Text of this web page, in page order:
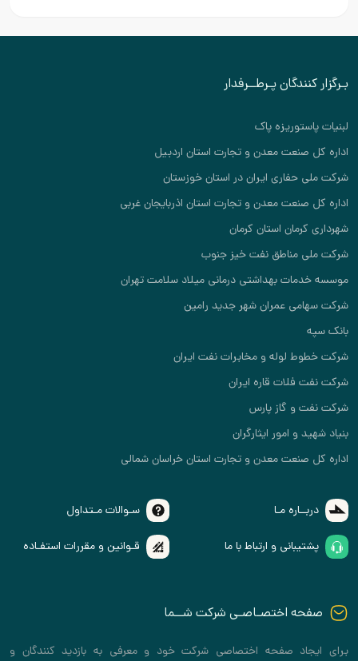
بـرگزار کنندگان پـرطــرفدار
لبنیات پاستوریزه پاک
اداره کل صنعت معدن و تجارت استان اردبیل
شرکت ملی حفاری ایران در استان خوزستان
اداره کل صنعت معدن و تجارت استان اذربایجان غربی
شهرداری کرمان استان کرمان
شرکت ملی مناطق نفت خیز جنوب
موسسه خدمات بهداشتی درمانی میلاد سلامت تهران
شرکت سهامی عمران شهر جدید رامین
بانک سپه
شرکت خطوط لوله و مخابرات نفت ایران
شرکت نفت فلات قاره ایران
شرکت نفت و گاز پارس
بنیاد شهید و امور ایثارگران
اداره کل صنعت معدن و تجارت استان خراسان شمالی
دربــاره مـا سـوالات مـتداول
پشتیبانی و ارتباط با ما قـوانین و مقررات استفـاده
صفحه اختصـاصـی شرکت شــما
برای ایجاد صفحه اختصاصی شرکت خود و معرفی به بازدید کنندگان و